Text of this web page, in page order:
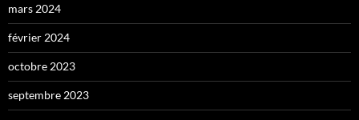
mars 2024
février 2024
octobre 2023
septembre 2023